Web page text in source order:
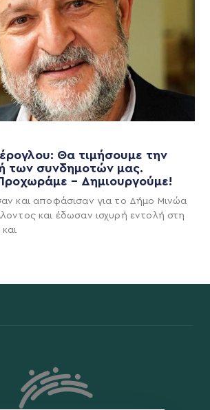
Θα τιμήσουμε την
των συνδημοτών μας.
– Δημιουργούμε!
και αποφάσισαν για το Δήμο Μινώα
και έδωσαν ισχυρή εντολή στη